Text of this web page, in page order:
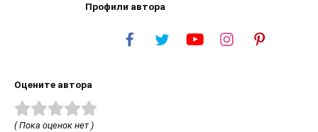
Профили автора
Оцените автора
( Пока оценок нет )